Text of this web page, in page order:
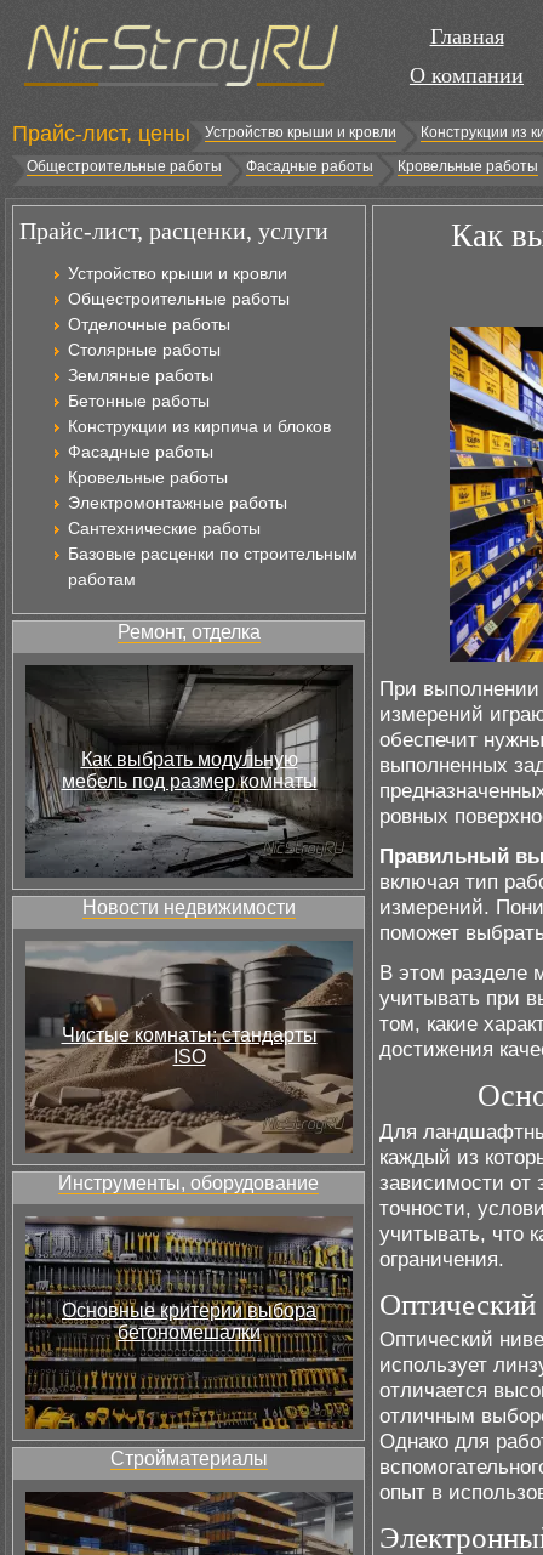
Главная
О компании
Прайс-лист, цены Устройство крыши и кровли
Конструкции из
Общестроительные работы
Фасадные работы Кровельные работы
Прайс-лист, расценки, услуги
Устройство крыши и кровли
Общестроительные работы
Отделочные работы
Столярные работы
Земляные работы
Бетонные работы
Конструкции из кирпича и блоков
Фасадные работы
Кровельные работы
Электромонтажные работы
Сантехнические работы
Базовые расценки по строительным
работам
Ремонт, отделка
Как выбрать модульную
мебель под размер комнаты
Новости недвижимости
Чистые комнаты: стандарты
ISO
Инструменты, оборудование
Основные критерии выбора
бетономешалки
Стройматериалы
Как
При
измерений
обеспечит
выполненных
ровных
Правильный
включая тип
измерений.
поможет
В этом разделе
учитывать при
том, какие
достижения
Для
каждый из
зависимости от
точности,
учитывать, что
ограничения.
Оптический
Оптический
использует
отличается
отличным
Однако для
опыт в